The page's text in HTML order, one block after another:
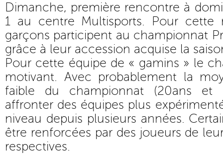
Dimanche, première rencontre à
1 au centre Multisports. Pour cette
garçons participent au championnat
grâce à leur accession acquise la
Pour cette équipe de « gamins » le
motivant. Avec probablement la
faible du championnat (20ans et
affronter des équipes plus
niveau depuis plusieurs années.
être renforcées par des joueurs de
respectives.